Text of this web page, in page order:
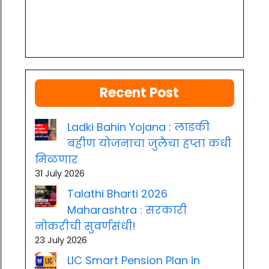
Recent Post
Ladki Bahin Yojana : लाडकी
बहीण योजनाचा जुलैचा हप्ता कधी
मिळणार
31 July 2026
Talathi Bharti 2026
Maharashtra : सरकारी
नोकरीची सुवर्णसंधी!
23 July 2026
LIC Smart Pension Plan in